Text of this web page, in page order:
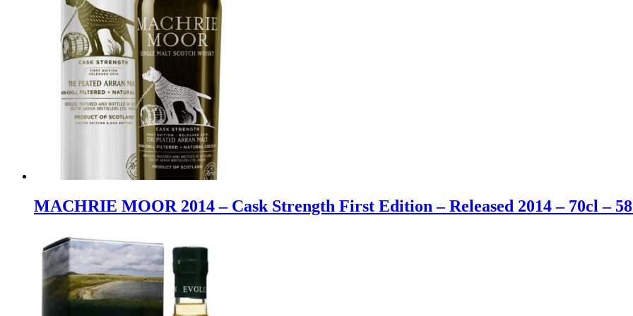
MACHRIE MOOR 2014 – Cask Strength First Edition – Released 2014 – 70cl –